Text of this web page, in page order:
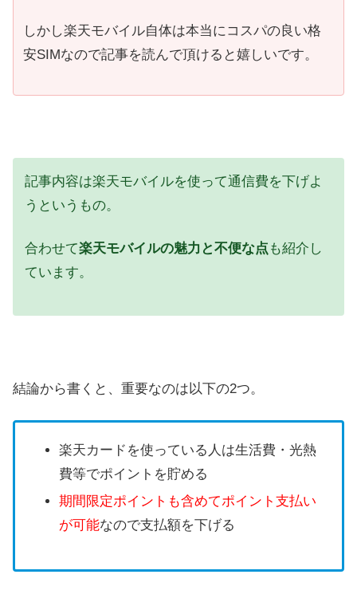
しかし楽天モバイル自体は本当にコスパの良い格
安SIMなので記事を読んで頂けると嬉しいです。
記事内容は楽天モバイルを使って通信費を下げよ
うというもの。
合わせて楽天モバイルの魅力と不便な点 も紹介し
ています。
結論から書くと、重要なのは以下の2つ。
楽天カードを使っている人は生活費・光熱
費等でポイントを貯める
期間限定ポイントも含めてポイント支払い
が可能なので支払額を下げる